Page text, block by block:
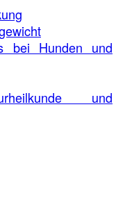
bei Hunden und
und